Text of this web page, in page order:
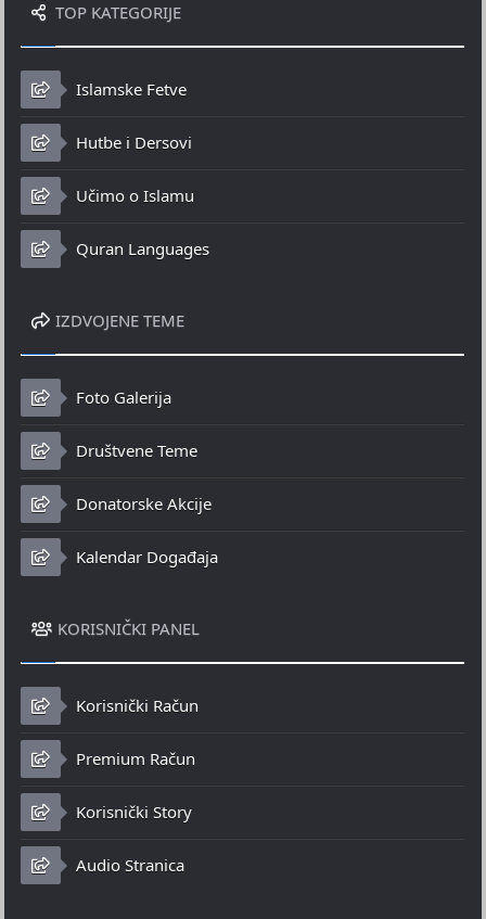
TOP KATEGORIJE
Islamske Fetve
Hutbe i Dersovi
Učimo o Islamu
Quran Languages
IZDVOJENE TEME
Foto Galerija
Društvene Teme
Donatorske Akcije
Kalendar Događaja
KORISNIČKI PANEL
Korisnički Račun
Premium Račun
Korisnički Story
Audio Stranica